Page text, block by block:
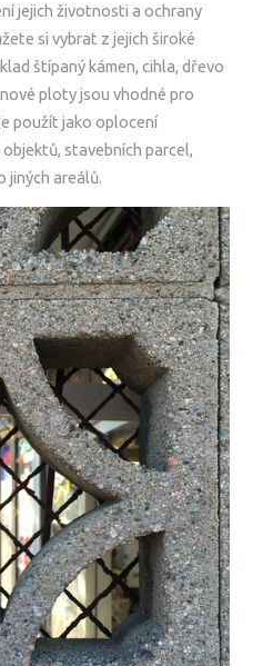
jejich životnosti a ochrany
si vybrat z jejich široké
štípaný kámen, cihla, dřevo
ploty jsou vhodné pro
použít jako oplocení
stavebních parcel,
jiných areálů.